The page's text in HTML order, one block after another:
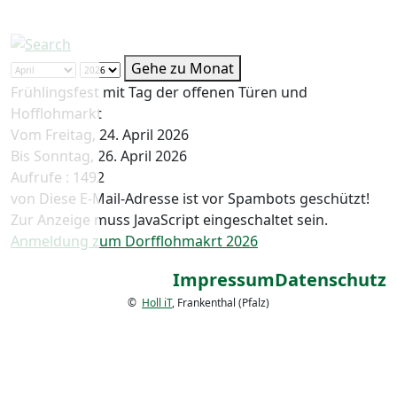
Gehe zu Monat
Frühlingsfest mit Tag der offenen Türen und
Hofflohmarkt
Vom Freitag, 24. April 2026
Bis Sonntag, 26. April 2026
Aufrufe : 1492
von Diese E-Mail-Adresse ist vor Spambots geschützt!
Zur Anzeige muss JavaScript eingeschaltet sein.
Anmeldung zum Dorfflohmakrt 2026
ImpressumDatenschutz
© Holl iT, Frankenthal (Pfalz)